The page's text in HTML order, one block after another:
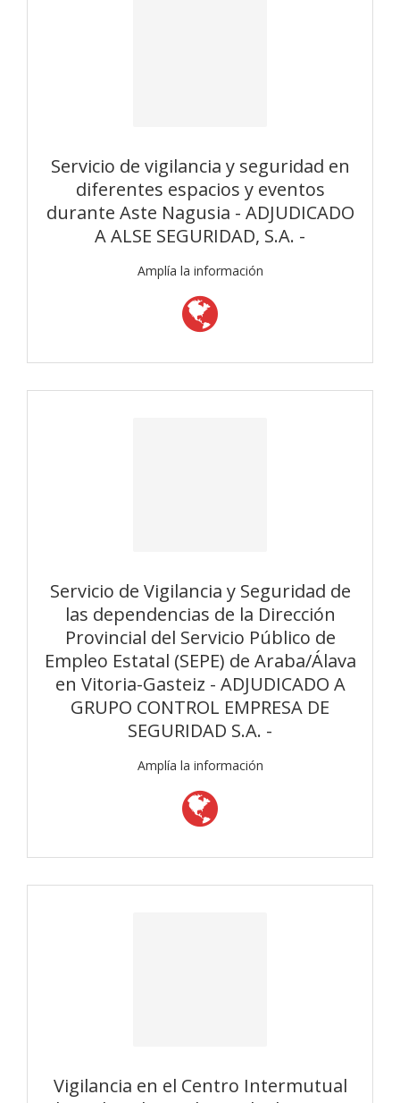
Servicio de vigilancia y seguridad en
diferentes espacios y eventos
durante Aste Nagusia - ADJUDICADO
A ALSE SEGURIDAD, S.A. -
Amplía la información
Servicio de Vigilancia y Seguridad de
las dependencias de la Dirección
Provincial del Servicio Público de
Empleo Estatal (SEPE) de Araba/Álava
en Vitoria-Gasteiz - ADJUDICADO A
GRUPO CONTROL EMPRESA DE
SEGURIDAD S.A. -
Amplía la información
Vigilancia en el Centro Intermutual